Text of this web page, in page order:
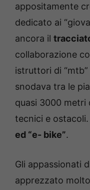
appositamente
dedicato ai
ancora il
collaborazione
istruttori di
snodava tra le
quasi 3000 metri
tecnici e ostacoli.
ed “e- bike”.
Gli appassionati
apprezzato